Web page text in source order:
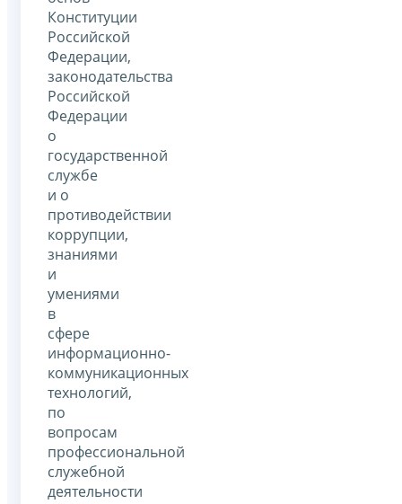
Конституции
Российской
Федерации,
законодательства
Российской
Федерации
о
государственной
службе
и о
противодействии
коррупции,
знаниями
и
умениями
в
сфере
информационно-
коммуникационных
технологий,
по
вопросам
профессиональной
служебной
деятельности